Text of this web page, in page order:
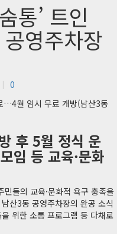
통’ 트인
영주차장
0
후 5월 정식 운
임 등 교육·문화
들의 교육·문화적 욕구 충족을
산3동 공영주차장의 완공 소식
위한 소통 프로그램 등 다채로